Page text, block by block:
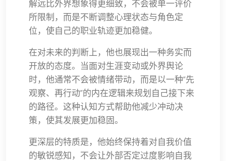
解远比外界想象得更细致，不会被单一评价
所限制，而是不断调整心理状态与角色定
位，使自己的职业轨迹更加稳健。
在对未来的判断上，他也展现出一种务实而
开放的态度。当面对生涯变动或外界舆论
时，他通常不会被情绪带动，而是以一种“先
观察、再行动”的内在逻辑来规划自己接下来
的路径。这种认知方式帮助他减少冲动决
策，使其发展更加稳固。
更深层的特质是，他始终保持着对自我价值
的敏锐感知，不会让外部否定过度影响自我